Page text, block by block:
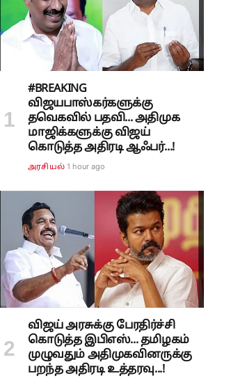
#BREAKING
விஜயபாஸ்கர்களுக்கு
தவெகவில் பதவி... அதிமுக
மாஜிக்களுக்கு விஜய்
கொடுத்த அதிரடி ஆஃபர்...!
அரசியல் 1 hour ago
விஜய் அரசுக்கு பேரதிர்ச்சி
கொடுத்த இபிஎஸ்... தமிழகம்
முழுவதும் அதிமுகவினருக்கு
பறந்த அதிரடி உத்தரவு...!